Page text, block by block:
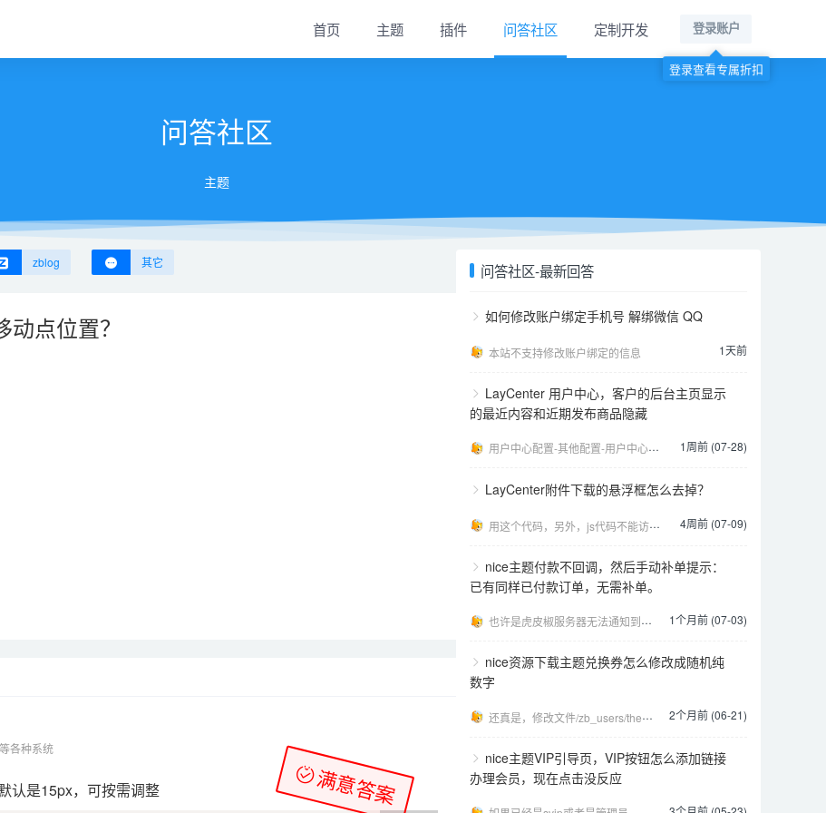
首页 主题 插件 问答社区 定制开发 登录账户
登录查看专属折扣
问答社区
主题
zblog 其它
点位置？
满意答案
各种系统
认是15px，可按需调整
问答社区-最新回答
如何修改账户绑定手机号 解绑微信 QQ
本站不支持修改账户绑定的信息 1天前
LayCenter 用户中心，客户的后台主页显示
的最近内容和近期发布商品隐藏
用户中心配置-其他配置-用户中心自定义style，填写下面的代码： [code:css].user- 1周前 (07-28)
LayCenter附件下载的悬浮框怎么去掉？
用这个代码，另外，js代码不能访问head，否则不生效，要放在页面结尾 [code:css].lcp 4周前 (07-09)
nice主题付款不回调，然后手动补单提示：
已有同样已付款订单，无需补单。
也许是虎皮椒服务器无法通知到你网站，处理方法：https://kfuu.cn/qanda/zblog 1个月前 (07-03)
nice资源下载主题兑换券怎么修改成随机纯
数字
还真是，修改文件/zb_users/theme/Nice/class/main.php 1181行 2个月前 (06-21)
nice主题VIP引导页，VIP按钮怎么添加链接
办理会员，现在点击没反应